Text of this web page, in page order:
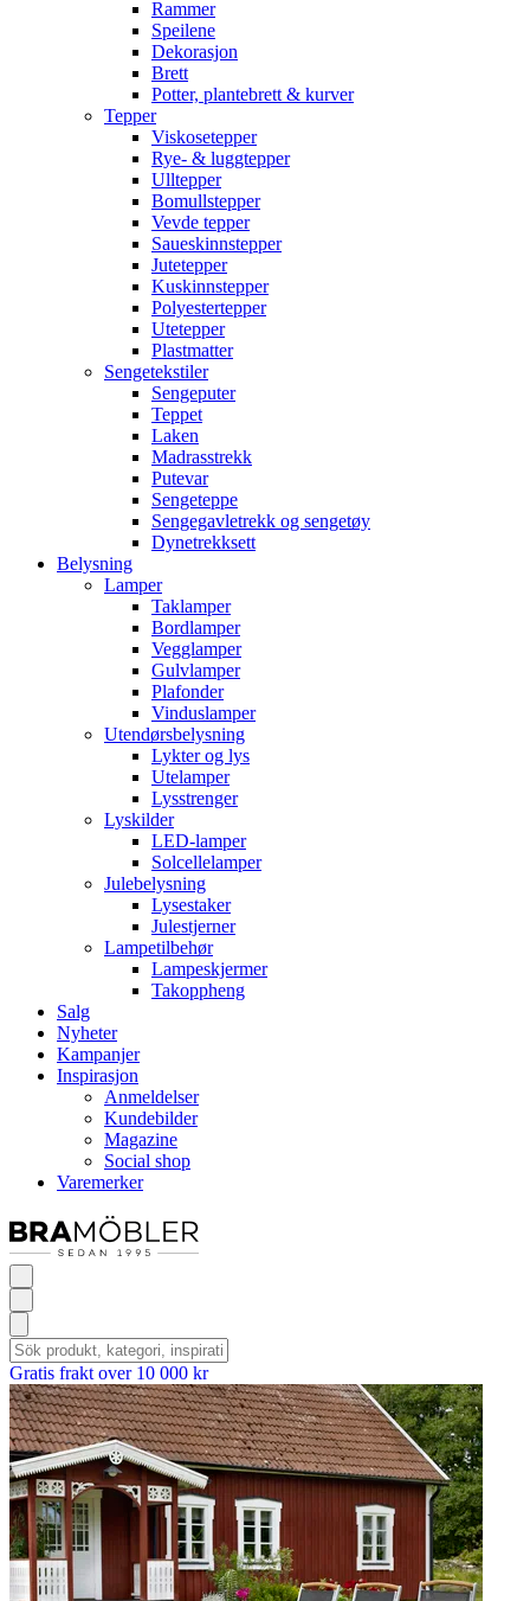
Rammer
Speilene
Dekorasjon
Brett
Potter, plantebrett & kurver
Tepper
Viskosetepper
Rye- & luggtepper
Ulltepper
Bomullstepper
Vevde tepper
Saueskinnstepper
Jutetepper
Kuskinnstepper
Polyestertepper
Utetepper
Plastmatter
Sengetekstiler
Sengeputer
Teppet
Laken
Madrasstrekk
Putevar
Sengeteppe
Sengegavletrekk og sengetøy
Dynetrekksett
Belysning
Lamper
Taklamper
Bordlamper
Vegglamper
Gulvlamper
Plafonder
Vinduslamper
Utendørsbelysning
Lykter og lys
Utelamper
Lysstrenger
Lyskilder
LED-lamper
Solcellelamper
Julebelysning
Lysestaker
Julestjerner
Lampetilbehør
Lampeskjermer
Takoppheng
Salg
Nyheter
Kampanjer
Inspirasjon
Anmeldelser
Kundebilder
Magazine
Social shop
Varemerker
Gratis frakt over 10 000 kr